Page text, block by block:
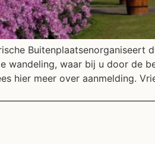
Buitenplaatsenorganiseert
wandeling, waar bij u door
hier meer over aanmelding.